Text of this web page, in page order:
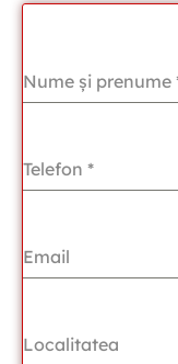
Nume și prenume
Telefon *
Email
Localitatea